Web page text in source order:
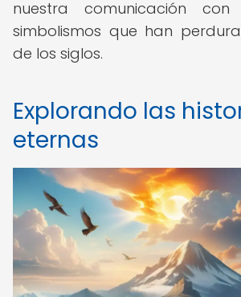
nuestra comunicación
simbolismos que han
de los siglos.
Explorando las
eternas